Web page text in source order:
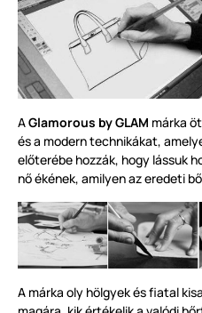
AGlamorous by GLAM márka
és a modern technikákat,
előterébe hozzák, hogy lássuk
nő ékének, amilyen az eredeti
A márka oly hölgyek és fiatal